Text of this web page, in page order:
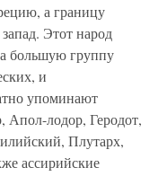
а границу
Этот народ
большую группу
и
упоминают
лодор, Геродот,
Плутарх,
ассирийские